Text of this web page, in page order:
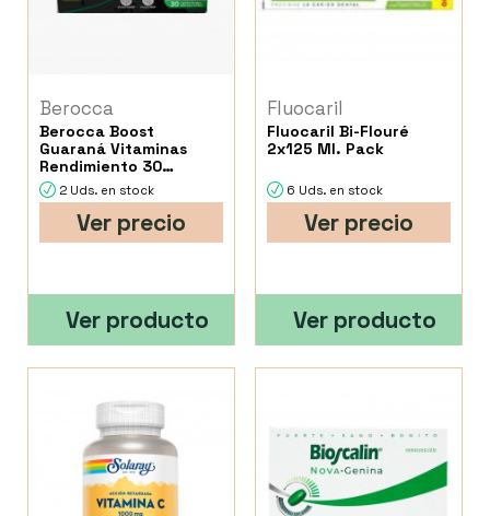
Berocca
Berocca Boost
Guaraná Vitaminas
Rendimiento 30
Comprimidos
Efervescen...
2 Uds. en stock
Ver precio
Ver producto
Fluocaril
Fluocaril Bi-Flouré
2x125 Ml. Pack
6 Uds. en stock
Ver precio
Ver producto